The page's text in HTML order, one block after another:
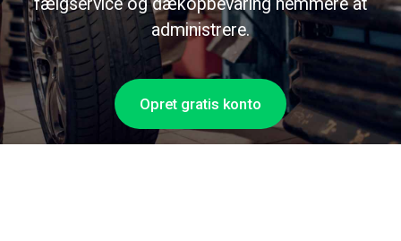
administrere.
Opret gratis konto